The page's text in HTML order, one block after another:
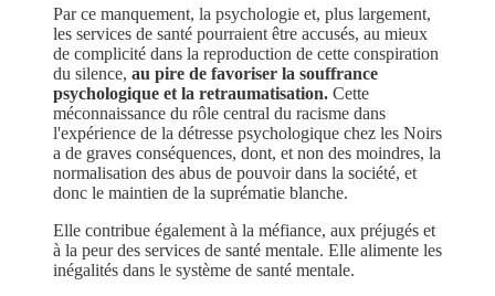
Par ce manquement, la psychologie et, plus largement,
les services de santé pourraient être accusés, au mieux
de complicité dans la reproduction de cette conspiration
du silence, au pire de favoriser la souffrance
psychologique et la retraumatisation. Cette
méconnaissance du rôle central du racisme dans
l'expérience de la détresse psychologique chez les Noirs
a de graves conséquences, dont, et non des moindres, la
normalisation des abus de pouvoir dans la société, et
donc le maintien de la suprématie blanche.
Elle contribue également à la méfiance, aux préjugés et
à la peur des services de santé mentale. Elle alimente les
inégalités dans le système de santé mentale.